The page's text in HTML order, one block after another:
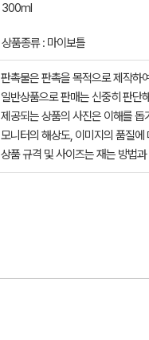
300ml
상품종류 : 마이보틀
판촉물은 판촉을 목적으로 제작하
일반상품으로 판매는 신중히 판단
제공되는 상품의 사진은 이해를
모니터의 해상도, 이미지의 품질
상품 규격 및 사이즈는 재는 방법